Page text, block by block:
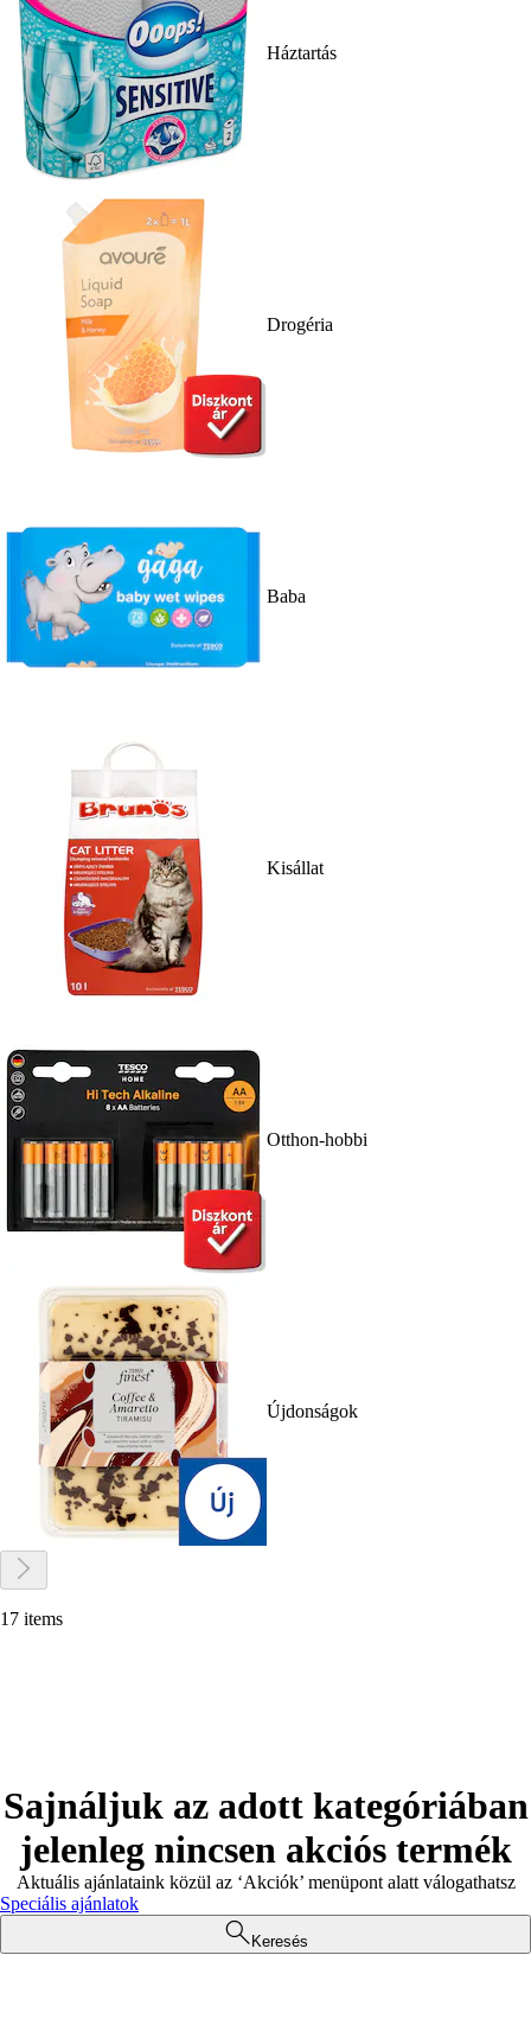
Háztartás
Drogéria
Baba
Kisállat
Otthon-hobbi
Újdonságok
17 items
Sajnáljuk az adott kategóriában
jelenleg nincsen akciós termék
Aktuális ajánlataink közül az ‘Akciók’ menüpont alatt válogathatsz
Speciális ajánlatok
Keresés